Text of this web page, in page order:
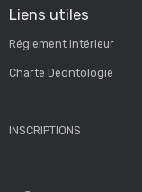
Liens utiles
Réglement intérieur
Charte Déontologie
INSCRIPTIONS